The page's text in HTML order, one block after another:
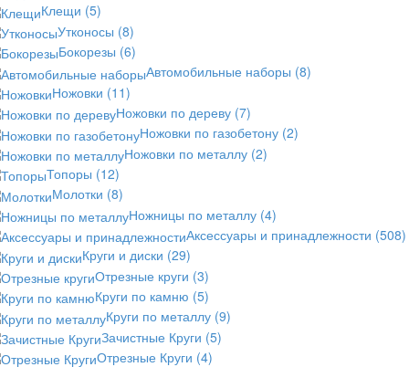
Клещи (5)
Утконосы (8)
Бокорезы (6)
Автомобильные наборы (8)
Ножовки (11)
Ножовки по дереву (7)
Ножовки по газобетону (2)
Ножовки по металлу (2)
Топоры (12)
Молотки (8)
Ножницы по металлу (4)
Аксессуары и принадлежности (508)
Круги и диски (29)
Отрезные круги (3)
Круги по камню (5)
Круги по металлу (9)
Зачистные Круги (5)
Отрезные Круги (4)